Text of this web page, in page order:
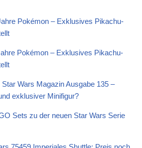
Pokémon – Exklusives Pikachu-
Pokémon – Exklusives Pikachu-
Star Wars Magazin Ausgabe 135 –
exklusiver Minifigur?
Sets zu der neuen Star Wars Serie